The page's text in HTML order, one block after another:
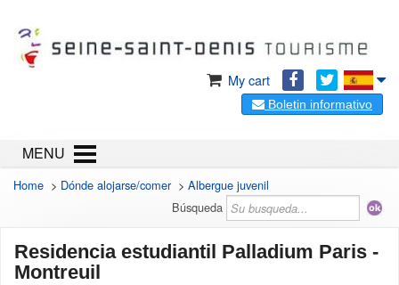
My cart
Boletin informativo
MENU
Home > Dónde alojarse/comer> Albergue juvenil
Búsqueda
Residencia estudiantil Palladium Paris -
Montreuil